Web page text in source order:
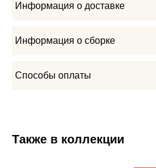
Информация о доставке
Информация о сборке
Способы оплаты
Также в коллекции